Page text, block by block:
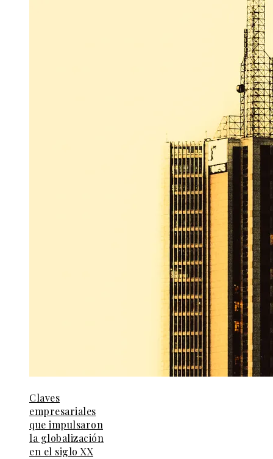
Claves
empresariales
que impulsaron
la globalización
en el siglo XX